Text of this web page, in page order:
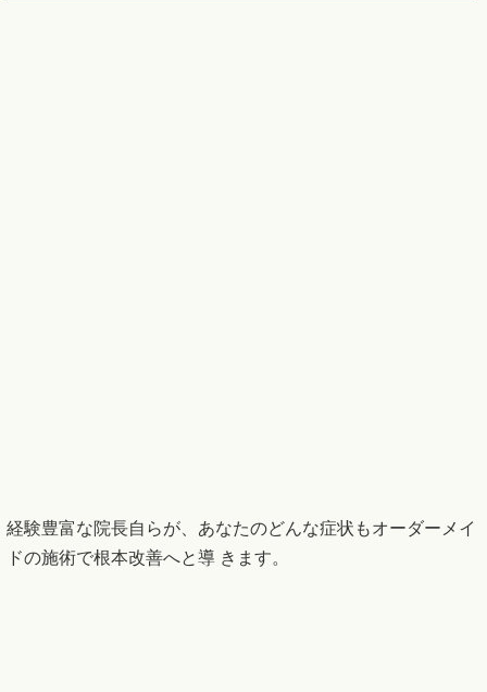
経験豊富な院長自らが、あなたのどんな症状もオーダーメイ
ドの施術で根本改善へと導 きます。